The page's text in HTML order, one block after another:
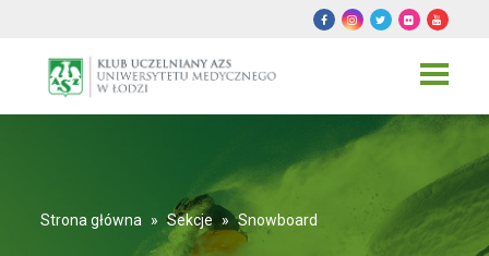
Toggle
Strona główna » Sekcje » Snowboard